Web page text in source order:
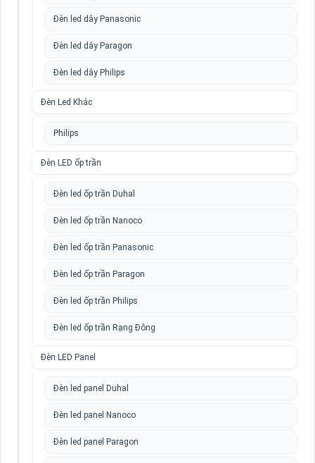
Đèn led dây Panasonic
Đèn led dây Paragon
Đèn led dây Philips
Đèn Led Khác
Philips
Đèn LED ốp trần
Đèn led ốp trần Duhal
Đèn led ốp trần Nanoco
Đèn led ốp trần Panasonic
Đèn led ốp trần Paragon
Đèn led ốp trần Philips
Đèn led ốp trần Rạng Đông
Đèn LED Panel
Đèn led panel Duhal
Đèn led panel Nanoco
Đèn led panel Paragon